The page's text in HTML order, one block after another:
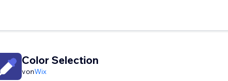
Color Selection
vonWix